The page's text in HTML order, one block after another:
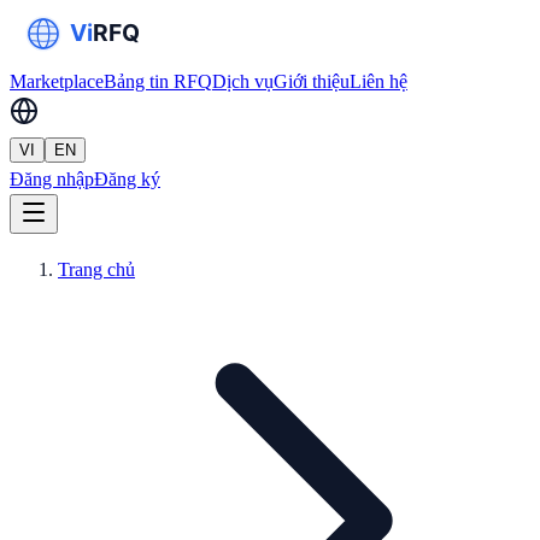
MarketplaceBảng tin RFQDịch vụGiới thiệuLiên hệ
VI EN
Đăng nhậpĐăng ký
Trang chủ